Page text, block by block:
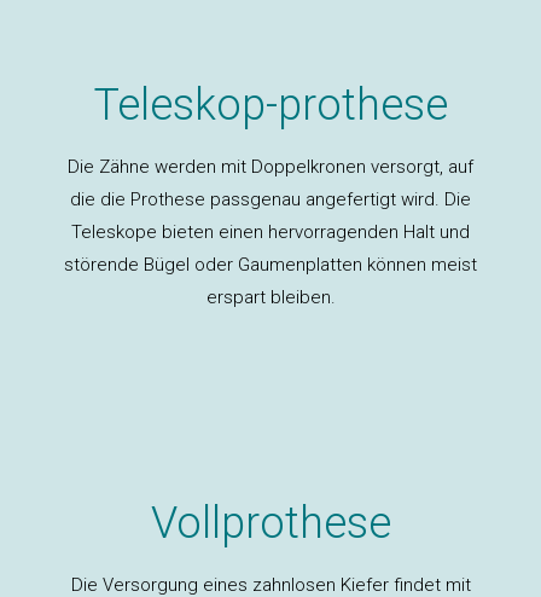
Teleskop-prothese
Die Zähne werden mit Doppelkronen versorgt, auf
die die Prothese passgenau angefertigt wird. Die
Teleskope bieten einen hervorragenden Halt und
störende Bügel oder Gaumenplatten können meist
erspart bleiben.
Vollprothese
Die Versorgung eines zahnlosen Kiefer findet mit